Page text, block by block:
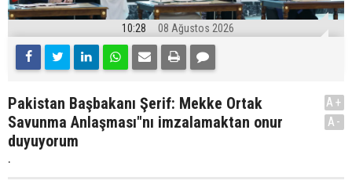
10:28 08 Ağustos 2026
Pakistan Başbakanı Şerif: Mekke Ortak
Savunma Anlaşması"nı imzalamaktan onur
duyuyorum
.
A+
A-